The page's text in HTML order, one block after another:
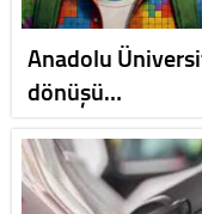
Anadolu
dönüşü…